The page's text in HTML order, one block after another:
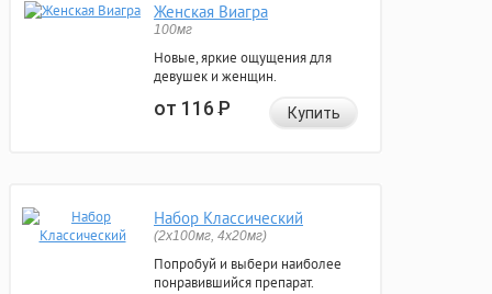
Женская Виагра
100мг
Новые, яркие ощущения для
девушек и женщин.
от 116Р Купить
Набор Классический
(2x100мг, 4x20мг)
Попробуй и выбери наиболее
понравившийся препарат.